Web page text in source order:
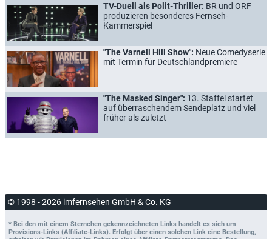
TV-Duell als Polit-Thriller: BR und ORF
produzieren besonderes Fernseh-
Kammerspiel
"The Varnell Hill Show": Neue Comedyserie
mit Termin für Deutschlandpremiere
"The Masked Singer": 13. Staffel startet
auf überraschendem Sendeplatz und viel
früher als zuletzt
© 1998 - 2026 imfernsehen GmbH & Co. KG
* Bei den mit einem Sternchen gekennzeichneten Links handelt es sich um
Provisions-Links (Affiliate-Links). Erfolgt über einen solchen Link eine Bestellung,